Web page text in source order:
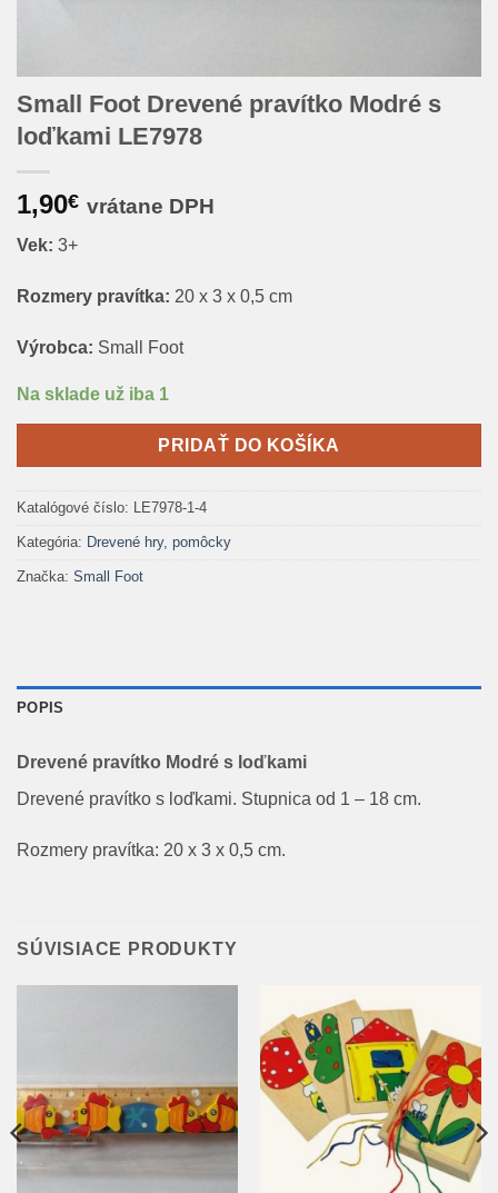
Small Foot Drevené pravítko Modré s
loďkami LE7978
1,90€ vrátane DPH
Vek: 3+
Rozmery pravítka: 20 x 3 x 0,5 cm
Výrobca: Small Foot
Na sklade už iba 1
PRIDAŤ DO KOŠÍKA
Katalógové číslo: LE7978-1-4
Kategória: Drevené hry, pomôcky
Značka: Small Foot
POPIS
Drevené pravítko Modré s loďkami
Drevené pravítko s loďkami. Stupnica od 1 – 18 cm.
Rozmery pravítka: 20 x 3 x 0,5 cm.
SÚVISIACE PRODUKTY